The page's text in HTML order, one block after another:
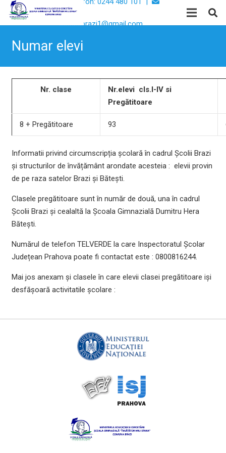
Email:
scoalabrazi1@gmail.com
Numar elevi
Nr. clase
Nr.elevi cls.I-IV si
Pregătitoare
8 + Pregătitoare 93
Informatii privind circumscripția școlară în cadrul Școlii Brazi
și structurilor de învățământ arondate acesteia : elevii provin
de pe raza satelor Brazi și Bătești.
Clasele pregătitoare sunt în număr de două, una în cadrul
Școlii Brazi și cealaltă la Școala Gimnazială Dumitru Hera
Bătești.
Numărul de telefon TELVERDE la care Inspectoratul Școlar
Județean Prahova poate fi contactat este : 0800816244.
Mai jos anexam și clasele în care elevii clasei pregătitoare iși
desfășoară activitatile școlare :